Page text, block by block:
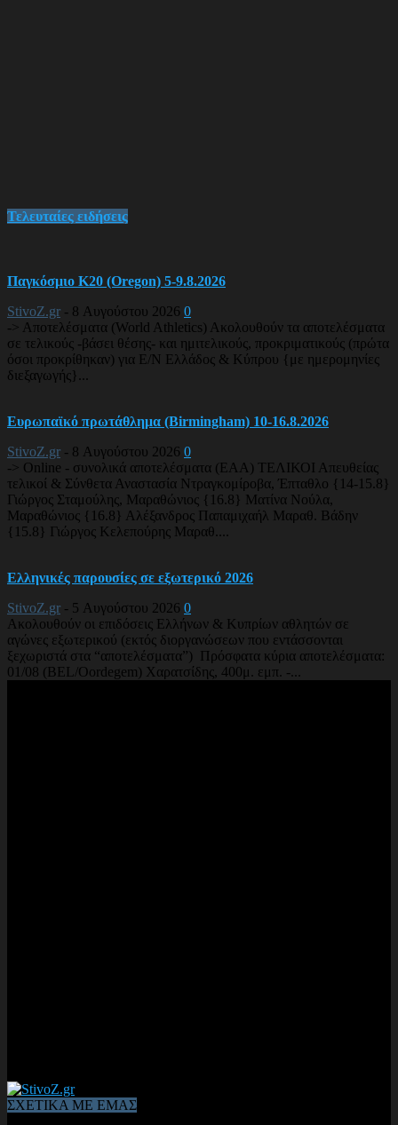
Τελευταίες ειδήσεις
Παγκόσμιο Κ20 (Oregon) 5-9.8.2026
StivoZ.gr - 8 Αυγούστου 2026 0
-> Αποτελέσματα (World Athletics) Ακολουθούν τα αποτελέσματα
σε τελικούς -βάσει θέσης- και ημιτελικούς, προκριματικούς (πρώτα
όσοι προκρίθηκαν) για Ε/Ν Ελλάδος & Κύπρου {με ημερομηνίες
διεξαγωγής}...
Ευρωπαϊκό πρωτάθλημα (Birmingham) 10-16.8.2026
StivoZ.gr - 8 Αυγούστου 2026 0
-> Online - συνολικά αποτελέσματα (EAA) ΤΕΛΙΚΟΙ Απευθείας
τελικοί & Σύνθετα Αναστασία Ντραγκομίροβα, Έπταθλο {14-15.8}
Γιώργος Σταμούλης, Μαραθώνιος {16.8} Ματίνα Νούλα,
Μαραθώνιος {16.8} Αλέξανδρος Παπαμιχαήλ Μαραθ. Βάδην
{15.8} Γιώργος Κελεπούρης Μαραθ....
Ελληνικές παρουσίες σε εξωτερικό 2026
StivoZ.gr - 5 Αυγούστου 2026 0
Ακολουθούν οι επιδόσεις Ελλήνων & Κυπρίων αθλητών σε
αγώνες εξωτερικού (εκτός διοργανώσεων που εντάσσονται
ξεχωριστά στα “αποτελέσματα”) Πρόσφατα κύρια αποτελέσματα:
01/08 (BEL/Oordegem) Χαρατσίδης, 400μ. εμπ. -...
ΣΧΕΤΙΚΑ ΜΕ ΕΜΑΣ